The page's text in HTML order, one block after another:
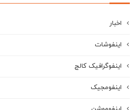
اخبار
اینفوشات
اینفوگرافیک کالج
اینفومجیک